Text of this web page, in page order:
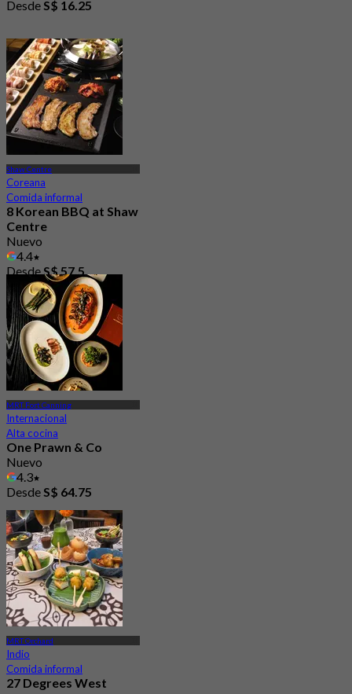
DesdeS$ 16.25
Shaw Centre
Coreana
Comida informal
8 Korean BBQ at Shaw
Centre
Nuevo
4.4
DesdeS$ 57.5
MRT Fort Canning
Internacional
Alta cocina
One Prawn & Co
Nuevo
4.3
DesdeS$ 64.75
MRT Orchard
Indio
Comida informal
27 Degrees West